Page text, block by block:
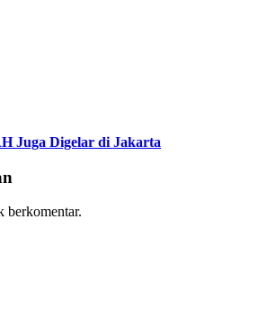
Juga Digelar di Jakarta
berkomentar.